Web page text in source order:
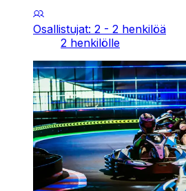
Osallistujat: 2 - 2 henkilöä
2 henkilölle